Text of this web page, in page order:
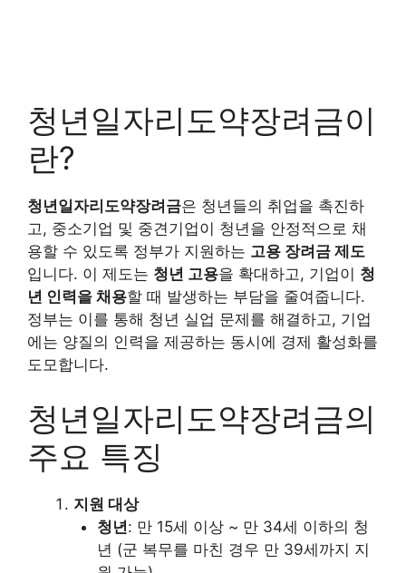
청년일자리도약장려금이
란?
청년일자리도약장려금은 청년들의 취업을 촉진하
고, 중소기업 및 중견기업이 청년을 안정적으로 채
용할 수 있도록 정부가 지원하는 고용 장려금 제도
입니다. 이 제도는 청년 고용을 확대하고, 기업이 청
년 인력을 채용할 때 발생하는 부담을 줄여줍니다.
정부는 이를 통해 청년 실업 문제를 해결하고, 기업
에는 양질의 인력을 제공하는 동시에 경제 활성화를
도모합니다.
청년일자리도약장려금의
주요 특징
지원 대상
청년: 만 15세 이상 ~ 만 34세 이하의 청
년 (군 복무를 마친 경우 만 39세까지 지